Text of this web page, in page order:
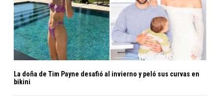
La doña de Tim Payne desafió al invierno y peló sus curvas en
bikini